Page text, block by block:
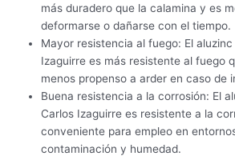
más duradero que la calamina y es
deformarse o dañarse con el tiempo.
Mayor resistencia al fuego: El
Izaguirre es más resistente al fuego
menos propenso a arder en caso de
Buena resistencia a la corrosión: El
Carlos Izaguirre es resistente a la
conveniente para empleo en
contaminación y humedad.